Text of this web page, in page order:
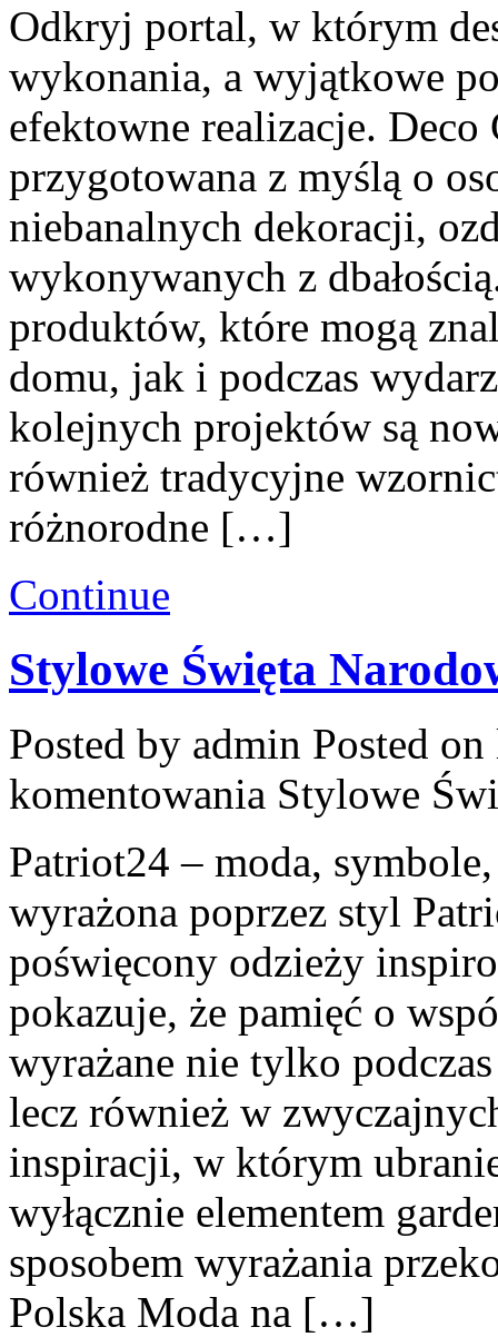
Odkryj portal, w którym
wykonania, a wyjątkowe
efektowne realizacje. Deco
przygotowana z myślą o
niebanalnych dekoracji,
wykonywanych z
produktów, które mogą
domu, jak i podczas
kolejnych projektów są
również tradycyjne
różnorodne […]
Continue
Stylowe Święta
Posted by admin Posted
komentowania Stylowe
Patriot24 – moda,
wyrażona poprzez styl
poświęcony odzieży
pokazuje, że pamięć o
wyrażane nie tylko
lecz również w
inspiracji, w którym
wyłącznie elementem
sposobem wyrażania
Polska Moda na […]